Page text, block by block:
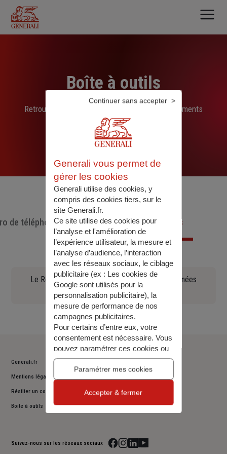
contenu
principal
Boîte à outils
Retrouvez ici les liens, N° de téléphone et documents
sélectionnés par nos soins
de téléphone utiles Documents utiles
Le Règlement général sur la protection des données
(90.97 KO)
Generali.fr
Mentions légales
Résilier un contrat
Boite à outils
Suivez-nous sur les réseaux sociaux
Generali vous permet de
gérer les cookies
Generali utilise des cookies, y
compris des cookies tiers, sur le
site Generali.fr.
Ce site utilise des cookies pour
l’analyse et l'amélioration de
l’expérience utilisateur, la mesure et
l’analyse d’audience, l’interaction
avec les réseaux sociaux, le ciblage
publicitaire (ex : Les cookies de
Google sont utilisés pour la
personnalisation publicitaire), la
mesure de performance de nos
campagnes publicitaires.
Pour certains d’entre eux, votre
consentement est nécessaire. Vous
pouvez paramétrer ces cookies ou
bien tous les accepter, ou alors
décider de continuer votre
navigation sans les accepter. Vous
pourrez modifier ce choix à tout
Pour plus d’information,consulter
Paramétrer mes cookies
Continuer sans accepter
Accepter & fermer